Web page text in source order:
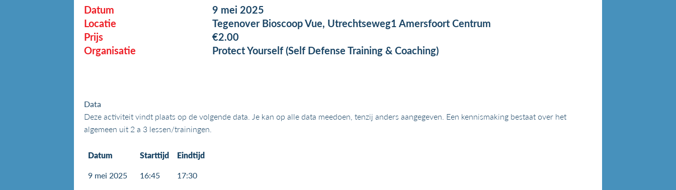
Datum
9 mei 2025
Locatie
Tegenover Bioscoop Vue, Utrechtseweg1 Amersfoort Centrum
Prijs
€2.00
Organisatie
Protect Yourself (Self Defense Training & Coaching)
Data
Deze activiteit vindt plaats op de volgende data. Je kan op alle data meedoen, tenzij anders aangegeven. Een kennismaking bestaat over het
algemeen uit 2 a 3 lessen/trainingen.
Datum Starttijd Eindtijd
9 mei 2025 16:45 17:30